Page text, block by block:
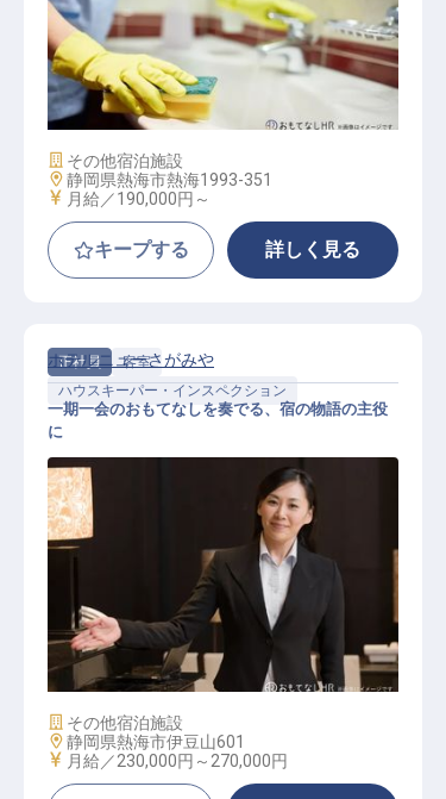
客室係その他 / 正社員
施設業態
その他宿泊施設
勤務地
静岡県熱海市熱海1993-351
給与
月給／190,000円～
キープする 詳しく見る
正社員
客室
ハウスキーパー・インスペクション
内務・番頭
ホテルニューさがみや
一期一会のおもてなしを奏でる、宿の物語の主役
に
施設業態
その他宿泊施設
勤務地
静岡県熱海市伊豆山601
給与
月給／230,000円～ 270,000円